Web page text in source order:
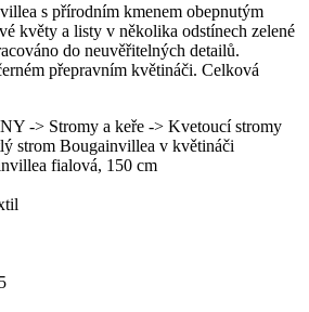
s přírodním kmenem obepnutým
květy a listy v několika odstínech zelené
do neuvěřitelných detailů.
přepravním květináči. Celková
-> Stromy a keře -> Kvetoucí stromy
strom Bougainvillea v květináči
fialová, 150 cm